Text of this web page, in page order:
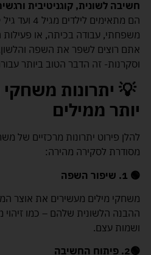
חשיבה לשונית, קוגניטיבית
משפחתי, עבודה בכיתה, או
אתם רוצים לשפר את השפה
וסקרנות- זה הדבר הטוב ביותר
💡 יתרונות
יותר ממילים
להלן פירוט יתרונות מרכזיים של
מסודרת לסקירה מהירה:
🟢
1. שיפור השפה
משחקי מילים מעשירים את אוצר
ההבנה הלשונית שלהם – כמו זיהוי
ושמות עצם.
🟢2. פיתוח החשיבה